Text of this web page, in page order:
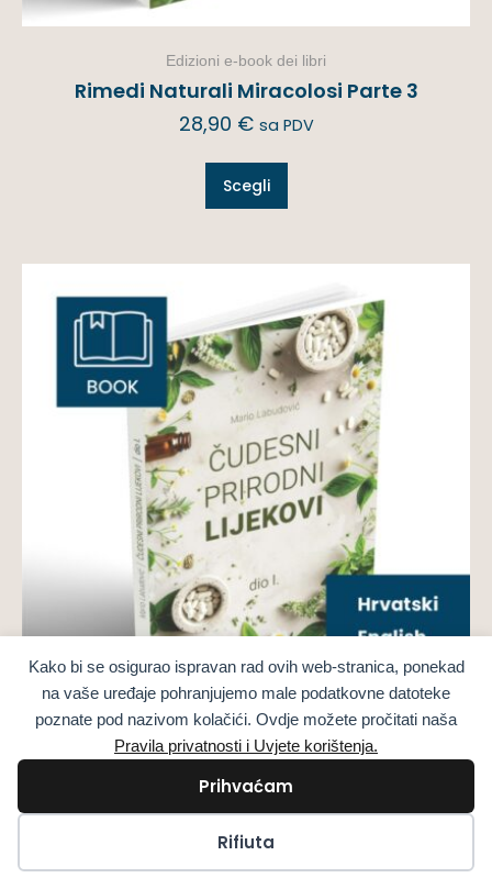
Kako bi se osigurao ispravan rad ovih web-stranica, ponekad
na vaše uređaje pohranjujemo male podatkovne datoteke
poznate pod nazivom kolačići. Ovdje možete pročitati naša
Pravila privatnosti i Uvjete korištenja.
Prihvaćam
Rifiuta
Edizioni e-book dei libri
Rimedi Naturali Miracolosi Parte 3
28,90 € sa PDV
Scegli
Edizioni stampate di libri
Rimedi Naturali Miracolosi Parte 1 LIBRO
STAMPATO
38,00€ sa PDV